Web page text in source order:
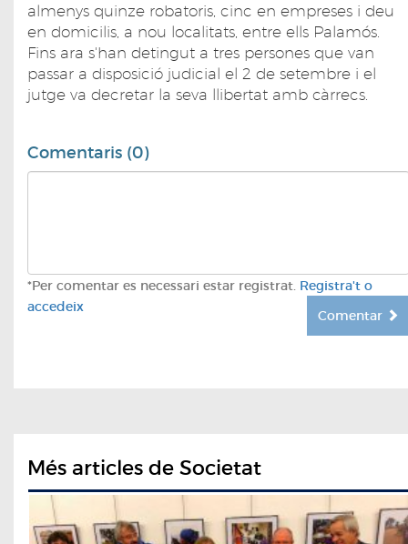
almenys quinze robatoris, cinc en empreses i deu
en domicilis, a nou localitats, entre ells Palamós.
Fins ara s'han detingut a tres persones que van
passar a disposició judicial el 2 de setembre i el
jutge va decretar la seva llibertat amb càrrecs.
Comentaris (0)
*Per comentar es necessari estar registrat. Registra't o
accedeix
Comentar
Més articles de Societat